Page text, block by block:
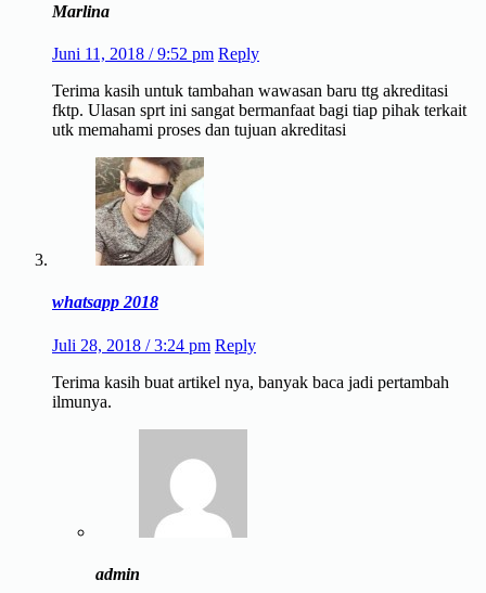
Marlina
Juni 11, 2018 / 9:52 pm Reply
Terima kasih untuk tambahan wawasan baru ttg akreditasi
fktp. Ulasan sprt ini sangat bermanfaat bagi tiap pihak terkait
utk memahami proses dan tujuan akreditasi
whatsapp 2018
Juli 28, 2018 / 3:24 pm Reply
Terima kasih buat artikel nya, banyak baca jadi pertambah
ilmunya.
admin